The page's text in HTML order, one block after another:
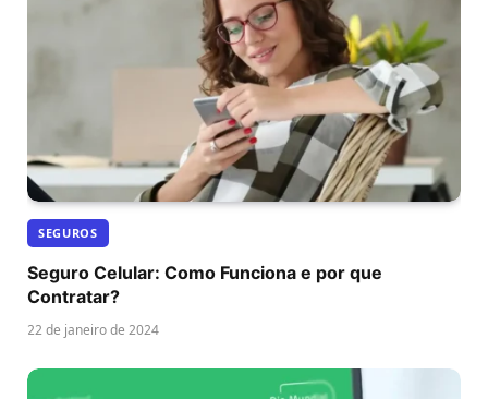
SEGUROS
Seguro Celular: Como Funciona e por que
Contratar?
22 de janeiro de 2024